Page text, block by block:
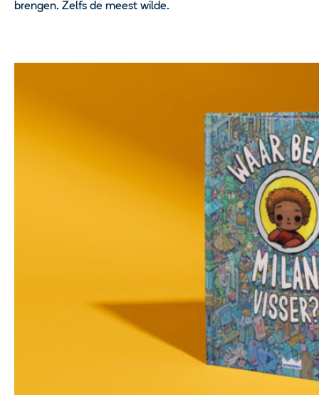
brengen. Zelfs de meest wilde.